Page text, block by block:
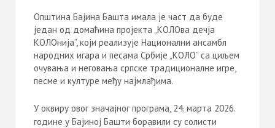
Општина Бајина Башта имала је част да буде
један од домаћина пројекта „КОЛОва дечја
КОЛОнија”, који реализује Национални ансамбл
народних игара и песама Србије „КОЛО” са циљем
очувања и неговања српске традиционалне игре,
песме и културе међу најмлађима.
У оквиру овог значајног програма, 24. марта 2026.
године у Бајиној Башти боравили су солисти